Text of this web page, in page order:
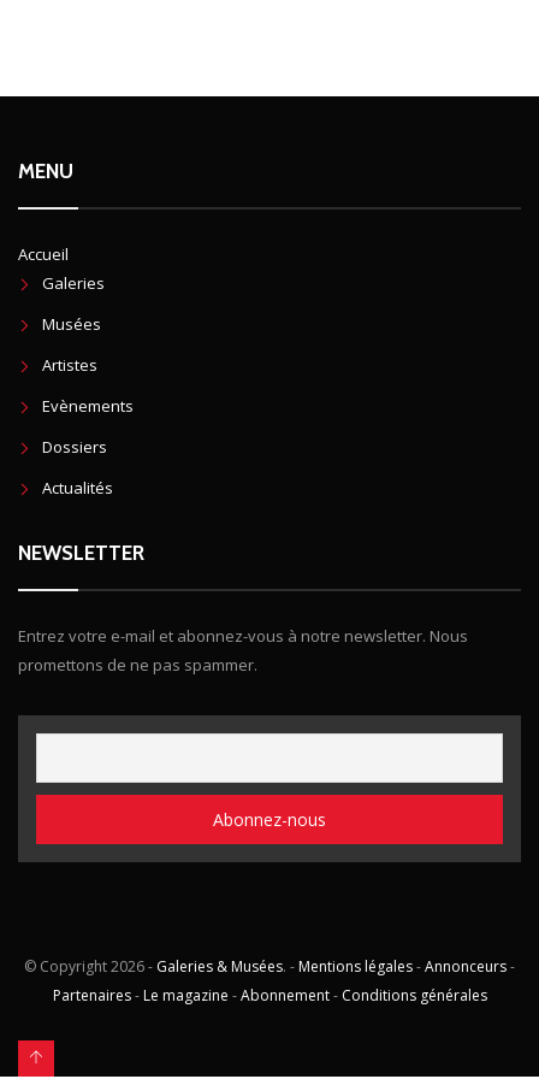
MENU
Accueil
Galeries
Musées
Artistes
Evènements
Dossiers
Actualités
NEWSLETTER
Entrez votre e-mail et abonnez-vous à notre newsletter. Nous
promettons de ne pas spammer.
© Copyright2026 - Galeries & Musées. - Mentions légales-Annonceurs-
Partenaires- Le magazine -Abonnement- Conditions générales